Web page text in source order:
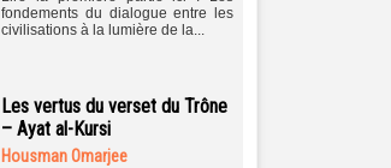
fondements du dialogue entre les
civilisations à la lumière de la...
Les vertus du verset du Trône
– Ayat al-Kursi
Housman Omarjee